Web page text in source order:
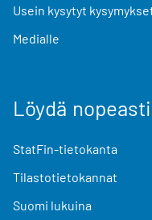
Usein kysytyt
Medialle
Löydä nopeasti
StatFin-tietokanta
Tilastotietokannat
Suomi lukuina